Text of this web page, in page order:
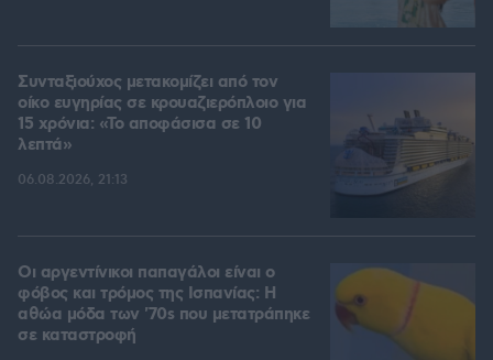
Συνταξιούχος μετακομίζει από τον
οίκο ευγηρίας σε κρουαζιερόπλοιο για
15 χρόνια: «Το αποφάσισα σε 10
λεπτά»
06.08.2026, 21:13
Οι αργεντίνικοι παπαγάλοι είναι ο
φόβος και τρόμος της Ισπανίας: Η
αθώα μόδα των '70s που μετατράπηκε
σε καταστροφή